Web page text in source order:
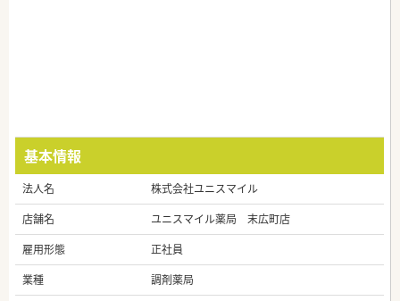
基本情報
法人名
株式会社ユニスマイル
店舗名
ユニスマイル薬局 末広町店
雇用形態
正社員
業種
調剤薬局